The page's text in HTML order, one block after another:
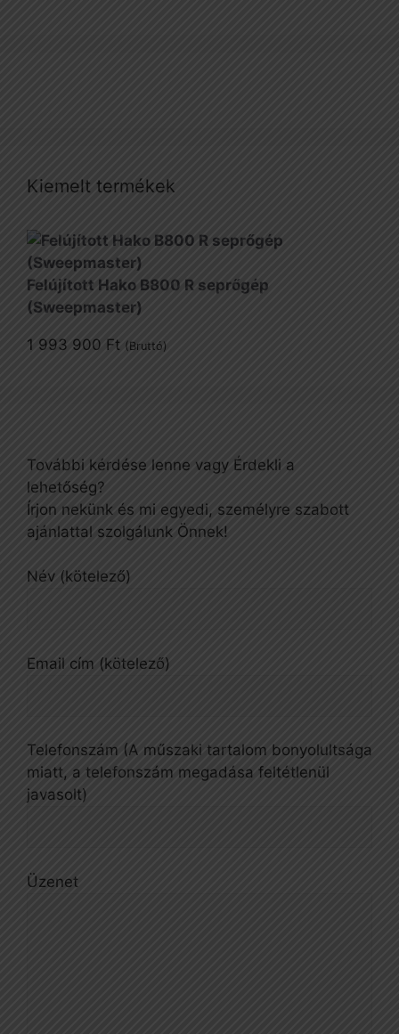
Kiemelt termékek
Felújított Hako B800 R seprőgép
(Sweepmaster)
1 993 900 Ft (Bruttó)
További kérdése lenne vagy Érdekli a
lehetőség?
Írjon nekünk és mi egyedi, személyre szabott
ajánlattal szolgálunk Önnek!
Név (kötelező)
Email cím (kötelező)
Telefonszám (A műszaki tartalom bonyolultsága
miatt, a telefonszám megadása feltétlenül
javasolt)
Üzenet